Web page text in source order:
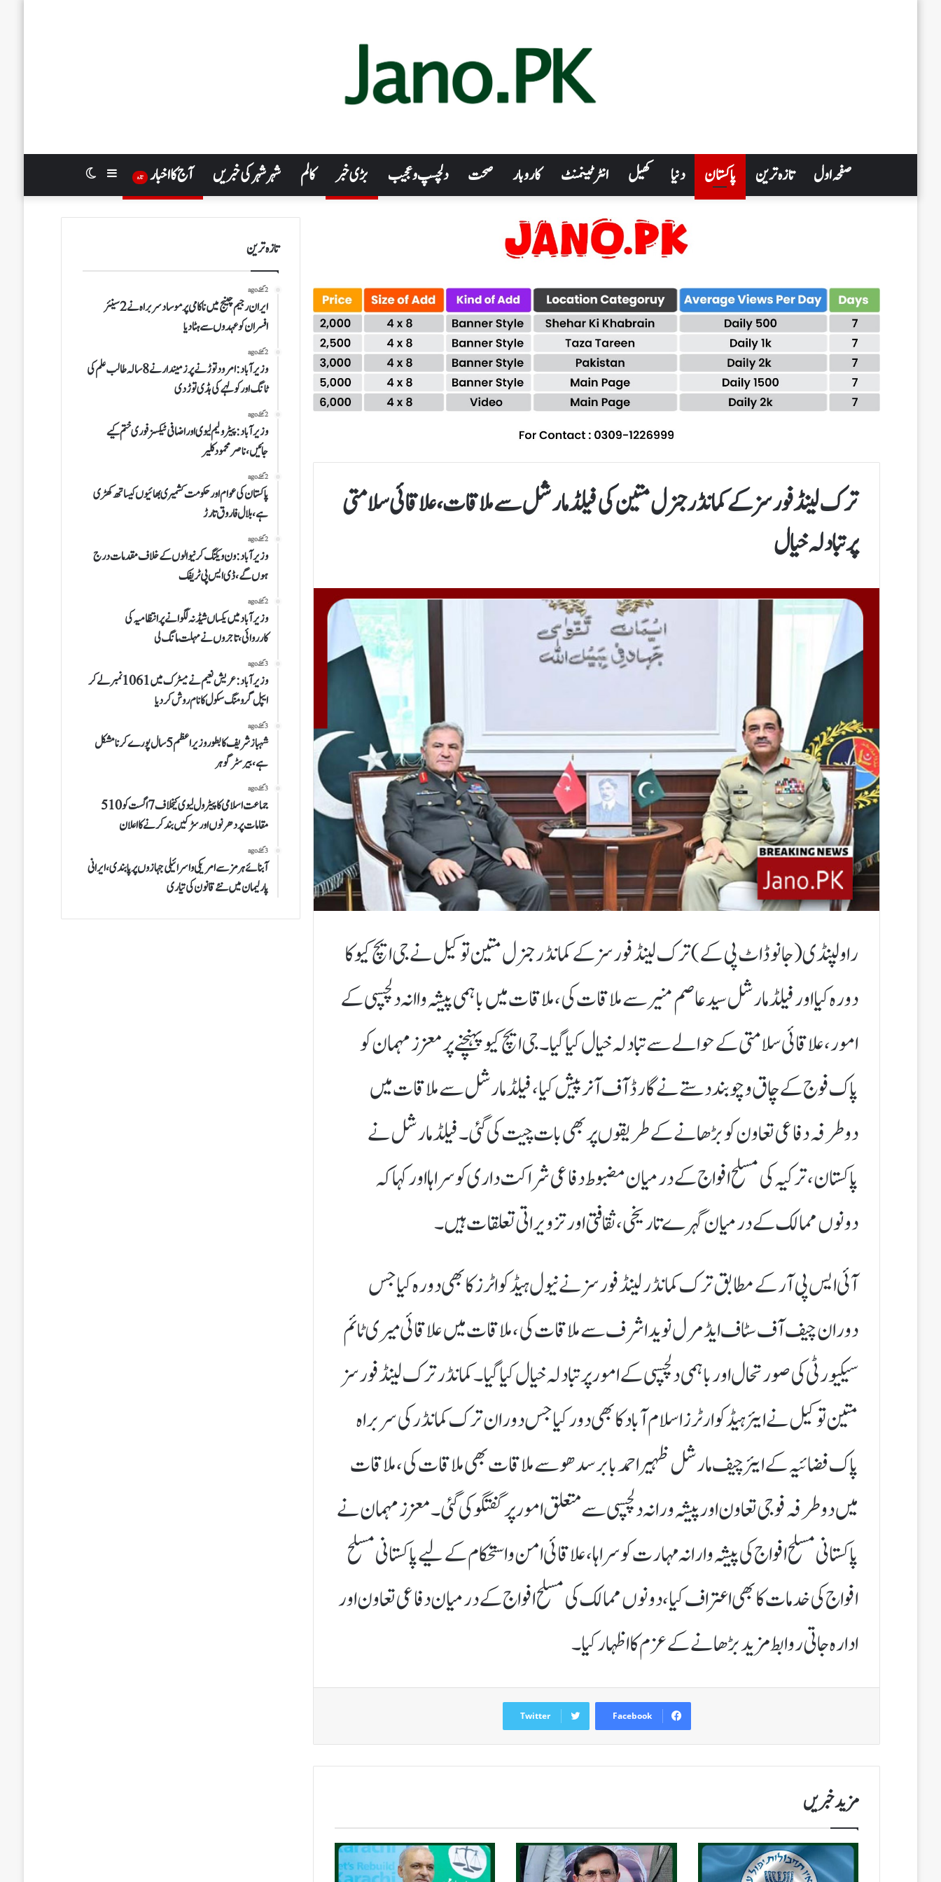
صفحہ اول تازہ ترین پاکستان دنیا کھیل انٹرٹینمنٹ کاروبار صحت دلچسپ و عجیب بڑی خبر کالم شہر شہر کی خبریں آج کا اخبار تازہ Switch
skin
Sidebar
ترک لینڈ فورسز کے کمانڈر جنرل متین کی فیلڈ مارشل سے ملاقات، علاقائی سلامتی
پر تبادلہ خیال
راولپنڈی(جانوڈاٹ پی کے)ترک لینڈ فورسز کے کمانڈر جنرل متین توکیل نے جی ایچ کیو کا
دورہ کیا اور فیلڈ مارشل سید عاصم منیر سے ملاقات کی، ملاقات میں باہمی پیشہ واانہ دلچسپی کے
امور ، علاقائی سلامتی کے حوالے سے تبادلہ خیال کیا گیا۔جی ایچ کیو پہنچنے پر معزز مہمان کو
پاک فوج کے چاق وچوبند دستے نے گارڈ آف آنر پیش کیا، فیلڈ مارشل سے ملاقات میں
دوطرفہ دفاعی تعاون کو بڑھانے کے طریقوں پر بھی بات چیت کی گئی۔فیلڈ مارشل نے
پاکستان، ترکیہ کی مسلح افواج کے درمیان مضبوط دفاعی شراکت داری کو سراہا اور کہا کہ
دونوں ممالک کے درمیان گہرے تاریخی، ثقافتی اور تزویراتی تعلقات ہیں۔
آئی ایس پی آر کے مطابق ترک کمانڈر لینڈ فورسز نے نیول ہیڈکواٹرز کا بھی دورہ کیا جس
دوران چیف آف سٹاف ایڈمرل نوید اشرف سے ملاقات کی ، ملاقات میں علاقائی میری ٹائم
سیکیورٹی کی صورتحال اور باہمی دلچسپی کےامور پر تبادلہ خیال کیا گیا۔کمانڈر ترک لینڈ فورسز
متین توکیل نے ایئرہیڈ کوارٹرز اسلام آباد کا بھی دور کیا جس دوران ترک کمانڈرکی سربراہ
پاک فضائیہ کے ایئرچیف مارشل ظہیر احمد بابر سدھو سے ملاقات بھی ملاقات کی ، ملاقات
میں دوطرفہ فوجی تعاون اور پیشہ ورانہ دلچسپی سے متعلق امور پر گفتگوکی گئی۔معزز مہمان نے
پاکستانی مسلح افواج کی پیشہ وارانہ مہارت کو سراہا، علاقائی امن و استحکام کے لیے پاکستانی مسلح
افواج کی خدمات کا بھی اعتراف کیا، دونوں ممالک کی مسلح افواج کے درمیان دفاعی تعاون اور
ادارہ جاتی روابط مزید بڑھانےکے عزم کا اظہار کیا۔
Facebook
Twitter
مزید خبریں
تازہ ترین
2 گھنٹے ago
ایران رجیم چینج میں ناکامی پر موساد سربراہ نے 2 سینئر
افسران کو عہدوں سے ہٹا دیا
2 گھنٹے ago
وزیرآباد:امرود توڑنے پر زمیندار نے 8 سالہ طالب علم کی
ٹانگ اور کولہے کی ہڈی توڑ دی
2 گھنٹے ago
وزیرآباد:پیٹرولیم لیوی اوراضافی ٹیکسز فوری ختم کیے
جائیں،ناصر محمود کلیر
2 گھنٹے ago
پاکستان کی عوام اور حکومت کشمیری بھائیوں کیساتھ کھڑی
ہے،بلال فاروق تارڑ
2 گھنٹے ago
وزیرآباد:ون ویلنگ کرنیوالوں کے خلاف مقدمات درج
ہوں گے،ڈی ایس پی ٹریفک
2 گھنٹے ago
وزیرآباد میں یکساں شیڈ نہ لگوانے پر انتظامیہ کی
کارروائی،تاجروں نے مہلت مانگ لی
3 گھنٹے ago
وزیرآباد:عریش نعیم نے میٹرک میں 1061نمبرلے کر
ایپل گرومنگ سکول کا نام روش کردیا
3 گھنٹے ago
شہباز شریف کا بطور وزیراعظم 5 سال پورے کرنا مشکل
ہے،بیرسٹر گوہر
3 گھنٹے ago
جماعت اسلامی کا پیٹرول لیوی کیخلاف 7 اگست کو 510
مقامات پر دھرنوں اور سڑکیں بند کرنے کا اعلان
3 گھنٹے ago
آبنائے ہرمز سے امریکی و اسرائیلی جہازوں پر پابندی،ایرانی
پارلیمان میں نئے قانون کی تیاری